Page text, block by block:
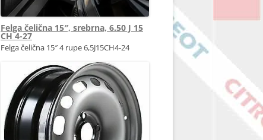
Felga čelična 15″, srebrna, 6.50 J 15
CH 4-27
Felga čelična 15″ 4 rupe 6,5J15CH4-24